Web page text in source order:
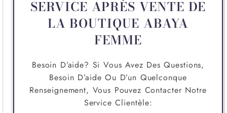
SERVICE APRÈS VENTE DE
LA BOUTIQUE ABAYA
FEMME
Besoin D’aide? Si Vous Avez Des Questions,
Besoin D’aide Ou D’un Quelconque
Renseignement, Vous Pouvez Contacter Notre
Service Clientèle: